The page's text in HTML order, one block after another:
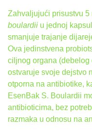
Zahvaljujući prisustvu
boulardii u jednoj
smanjuje trajanje
Ova jedinstvena
ciljnog organa
ostvaruje svoje dejstvo
otporna na antibiotike,
EsenBak S. Boulardii
antibioticima, bez
razmaka u odnosu na